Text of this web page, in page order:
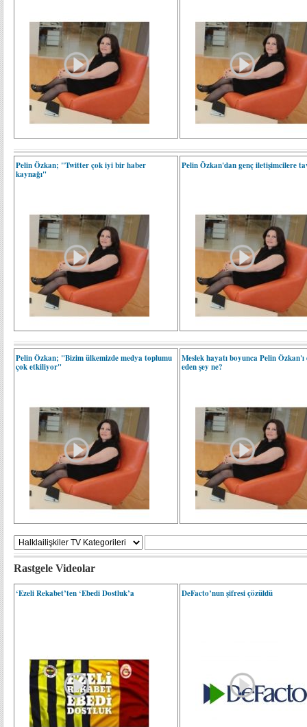
Pelin Özkan; "Twitter çok iyi bir haber
kaynağı"
Pelin Özkan'dan genç iletişimcilere
Pelin Özkan; "Bizim ülkemizde medya toplumu
çok etkiliyor"
Meslek hayatı boyunca Pelin
eden şey ne?
Rastgele Videolar
‘Ezeli Rekabet’ten ‘Ebedi Dostluk’a DeFacto’nun şifresi çözüldü